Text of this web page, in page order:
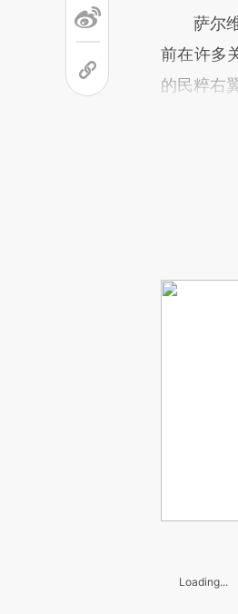
萨尔维
前在许多
的民粹右
Loading...